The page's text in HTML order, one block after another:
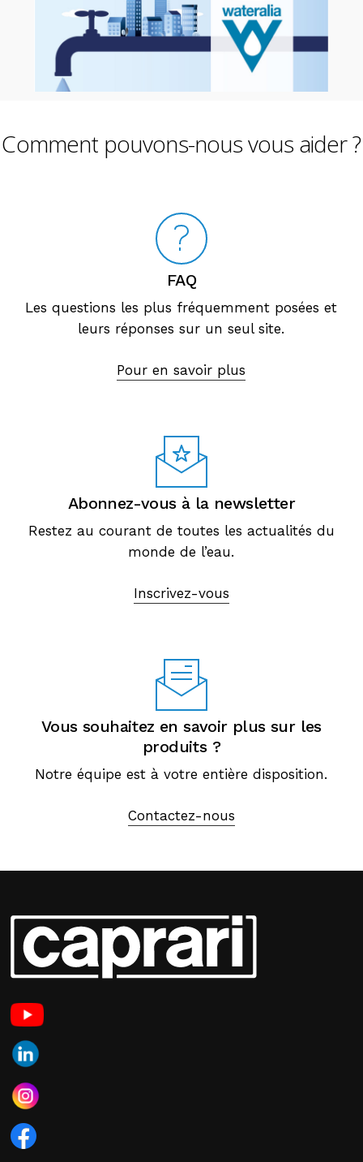
Comment pouvons-nous vous aider ?
FAQ
Les questions les plus fréquemment posées et
leurs réponses sur un seul site.
Pour en savoir plus
Abonnez-vous à la newsletter
Restez au courant de toutes les actualités du
monde de l’eau.
Inscrivez-vous
Vous souhaitez en savoir plus sur les
produits ?
Notre équipe est à votre entière disposition.
Contactez-nous